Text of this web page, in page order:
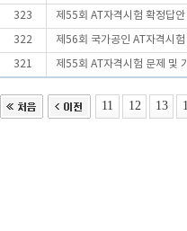
323 제55회 AT자격시험 확정답
322 제56회 국가공인 AT자격시
321 제55회 AT자격시험 문제 및
11 12 13